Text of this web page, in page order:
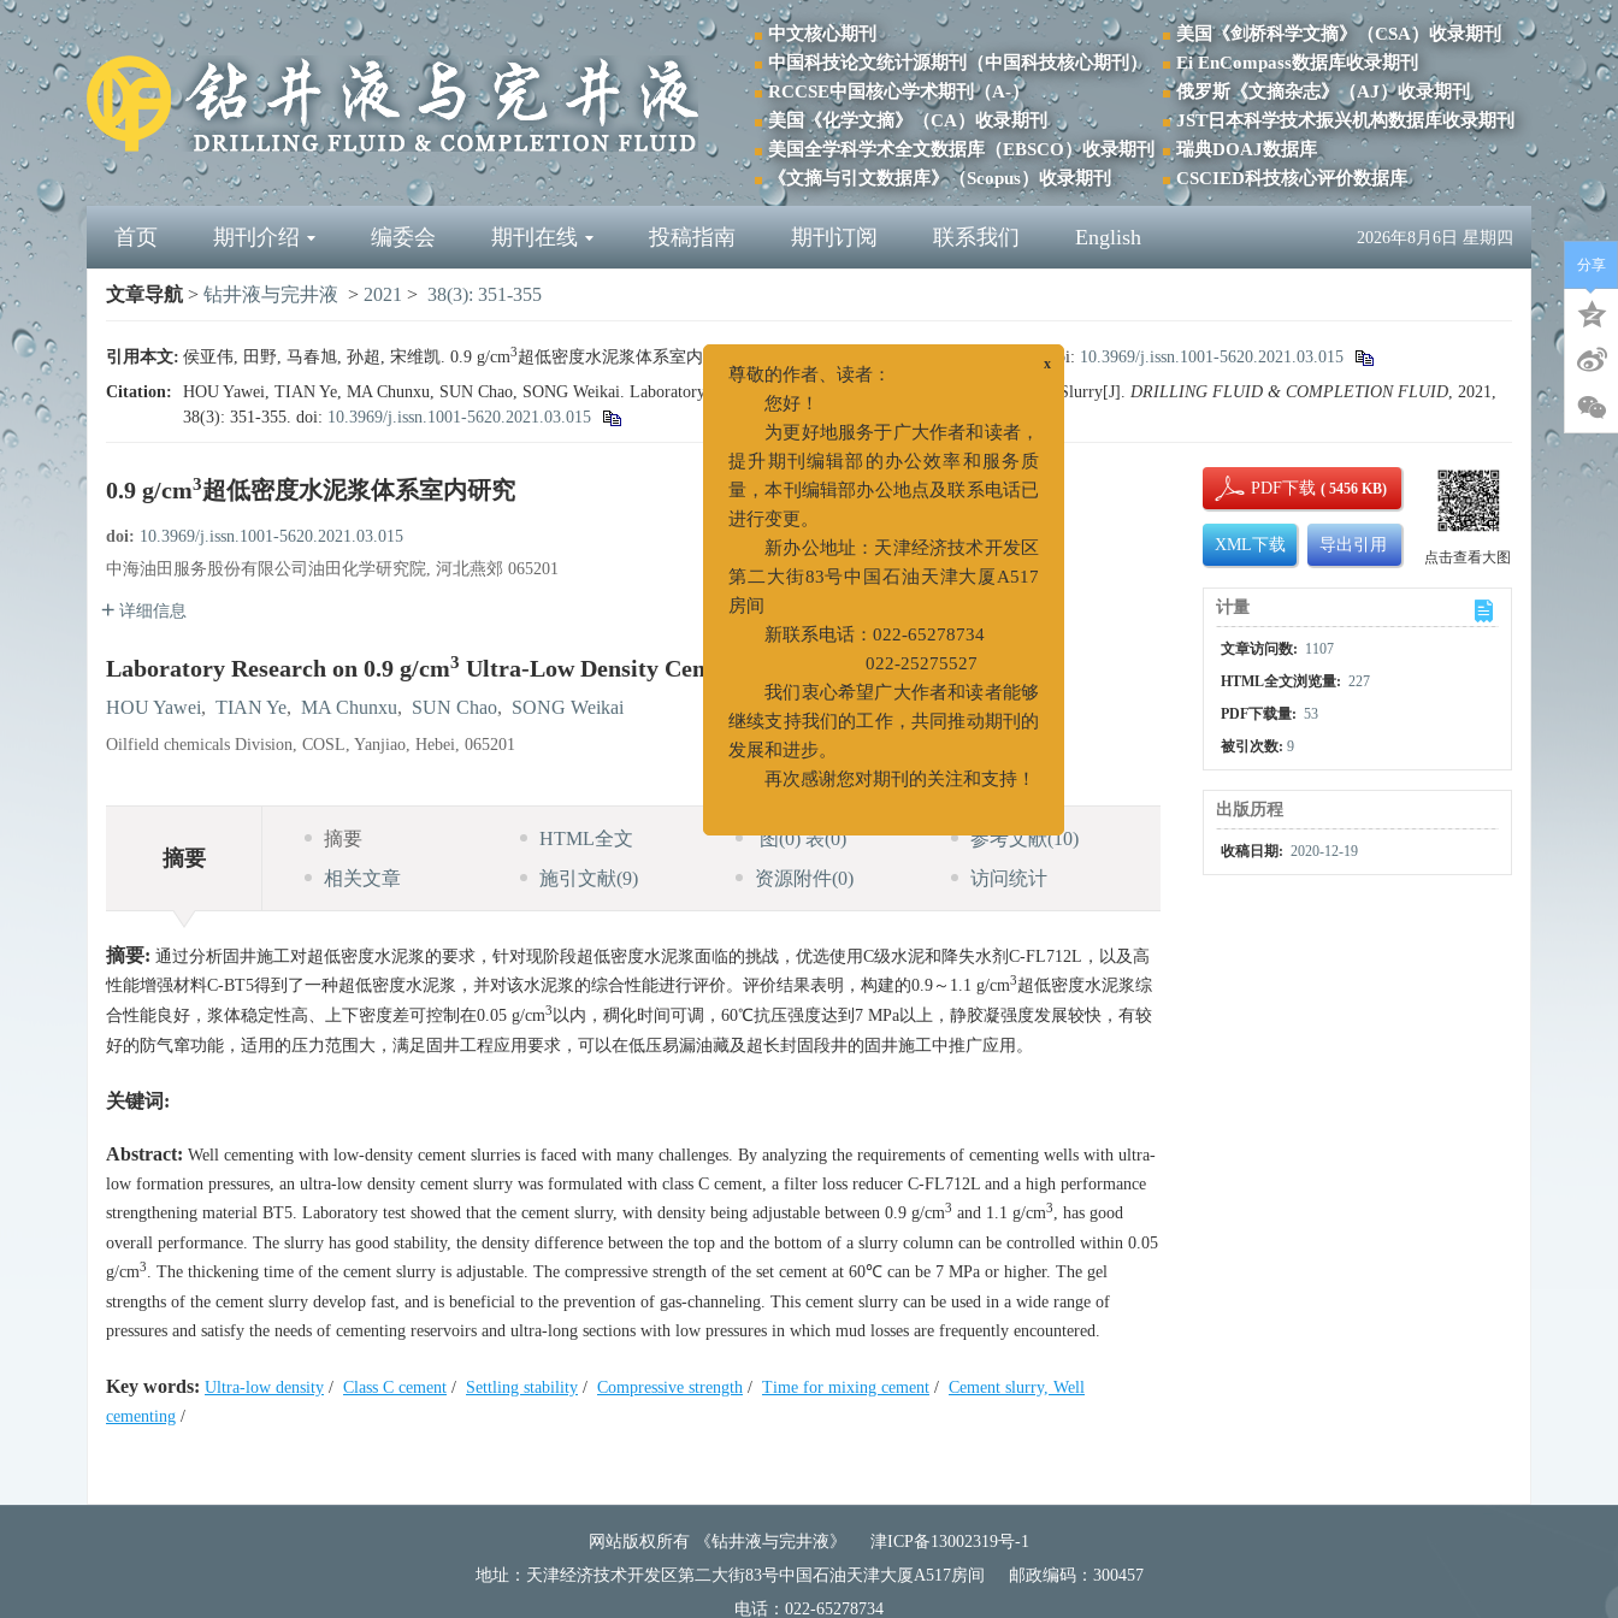
中文核心期刊
中国科技论文统计源期刊（中国科技核心期刊）
RCCSE中国核心学术期刊（A-）
美国《化学文摘》（CA）收录期刊
美国全学科学术全文数据库（EBSCO）收录期刊
《文摘与引文数据库》（Scopus）收录期刊
美国《剑桥科学文摘》（CSA）收录期刊
Ei EnCompass数据库收录期刊
俄罗斯《文摘杂志》（AJ）收录期刊
JST日本科学技术振兴机构数据库收录期刊
瑞典DOAJ数据库
CSCIED科技核心评价数据库
首页 期刊介绍 编委会 期刊在线 投稿指南 期刊订阅 联系我们 English 2026年8月6日 星期四
文章导航 > 钻井液与完井液 > 2021 > 38(3): 351-355
引用本文: 侯亚伟, 田野, 马春旭, 孙超, 宋维凯. 0.9 g/cm3超低密度水泥浆体系室内研究[J]. 钻井液与完井液, 2021, 38(3): 351-355.doi: 10.3969/j.issn.1001-5620.2021.03.015
Citation:
HOU Yawei, TIAN Ye, MA Chunxu, SUN Chao, SONG Weikai. Laboratory Research on 0.9 g/cm 3 Ultra-Low Density Cement Slurry[J]. DRILLING FLUID & COMPLETION FLUID, 2021,
38(3): 351-355. doi: 10.3969/j.issn.1001-5620.2021.03.015
0.9 g/cm3超低密度水泥浆体系室内研究
doi: 10.3969/j.issn.1001-5620.2021.03.015
中海油田服务股份有限公司油田化学研究院, 河北燕郊 065201
详细信息
Laboratory Research on 0.9 g/cm3 Ultra-Low Density Cement Slurry
HOU Yawei, TIAN Ye, MA Chunxu, SUN Chao, SONG Weikai
Oilfield chemicals Division, COSL, Yanjiao, Hebei, 065201
摘要
摘要 HTML全文 图(0)表(0) 参考文献(10)
相关文章
施引文献(9) 资源附件(0) 访问统计
摘要: 通过分析固井施工对超低密度水泥浆的要求，针对现阶段超低密度水泥浆面临的挑战，优选使用C级水泥和降失水剂C-FL712L，以及高
性能增强材料C-BT5得到了一种超低密度水泥浆，并对该水泥浆的综合性能进行评价。评价结果表明，构建的0.9～1.1 g/cm3超低密度水泥浆综
合性能良好，浆体稳定性高、上下密度差可控制在0.05 g/cm3 以内，稠化时间可调，60℃抗压强度达到7 MPa以上，静胶凝强度发展较快，有较
好的防气窜功能，适用的压力范围大，满足固井工程应用要求，可以在低压易漏油藏及超长封固段井的固井施工中推广应用。
关键词:
Abstract: Well cementing with low-density cement slurries is faced with many challenges. By analyzing the requirements of cementing wells with ultra-
low formation pressures, an ultra-low density cement slurry was formulated with class C cement, a filter loss reducer C-FL712L and a high performance
strengthening material BT5. Laboratory test showed that the cement slurry, with density being adjustable between 0.9 g/cm3 and 1.1 g/cm3, has good
overall performance. The slurry has good stability, the density difference between the top and the bottom of a slurry column can be controlled within 0.05
g/cm3. The thickening time of the cement slurry is adjustable. The compressive strength of the set cement at 60℃ can be 7 MPa or higher. The gel
strengths of the cement slurry develop fast, and is beneficial to the prevention of gas-channeling. This cement slurry can be used in a wide range of
pressures and satisfy the needs of cementing reservoirs and ultra-long sections with low pressures in which mud losses are frequently encountered.
Key words: Ultra-low density / Class C cement / Settling stability / Compressive strength / Time for mixing cement / Cement slurry, Well
cementing /
PDF下载( 5456 KB)
XML下载 导出引用
点击查看大图
计量
文章访问数: 1107
HTML全文浏览量: 227
PDF下载量: 53
被引次数:9
出版历程
收稿日期: 2020-12-19
分享
网站版权所有 《钻井液与完井液》
津ICP备13002319号-1
地址：天津经济技术开发区第二大街83号中国石油天津大厦A517房间
邮政编码：300457
电话：022-65278734
x
尊敬的作者、读者：
您好！
为更好地服务于广大作者和读者，
提升期刊编辑部的办公效率和服务质
量，本刊编辑部办公地点及联系电话已
进行变更。
新办公地址：天津经济技术开发区
房间
新联系电话：022-65278734
022-25275527
我们衷心希望广大作者和读者能够
继续支持我们的工作，共同推动期刊的
发展和进步。